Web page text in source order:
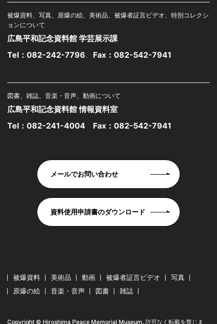
被爆資料、写真、原爆の絵、美術品、被爆者証言ビデオ、特別コレクシ
ョンについて
広島平和記念資料館 学芸展示課
Tel： 082-242-7796 Fax：082-542-7941
図書、雑誌、音楽・音声、動画について
広島平和記念資料館 情報資料室
Tel： 082-241-4004 Fax：082-542-7941
メールでお問い合わせ
資料使用申請書のダウンロード
被爆資料 美術品 動画 被爆者証言ビデオ
写真
原爆の絵
音楽・音声 図書 雑誌
Copyright © Hiroshima Peace Memorial Museum. 許可なく転載を禁じま